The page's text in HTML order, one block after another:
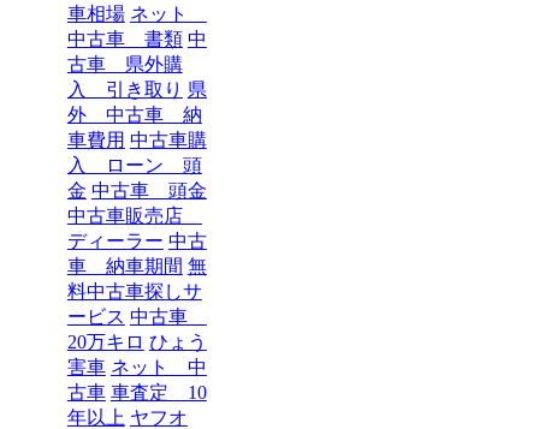
車相場 ネット
中古車 書類 中
古車 県外購
入 引き取り 県
外 中古車 納
車費用 中古車購
入 ローン 頭
金 中古車 頭金
中古車販売店
ディーラー 中古
車 納車期間 無
料中古車探しサ
ービス 中古車
20万キロ ひょう
害車 ネット 中
古車 車査定 10
年以上 ヤフオ